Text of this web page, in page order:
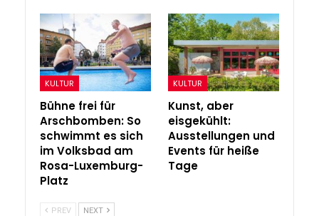
KULTUR
Bühne frei für
Arschbomben: So
schwimmt es sich
im Volksbad am
Rosa-Luxemburg-
Platz
KULTUR
Kunst, aber
eisgekühlt:
Ausstellungen und
Events für heiße
Tage
PREV NEXT